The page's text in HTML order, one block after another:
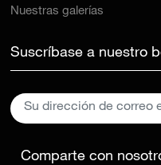
Nuestras galerías
Suscríbase a nuestro
Comparte con